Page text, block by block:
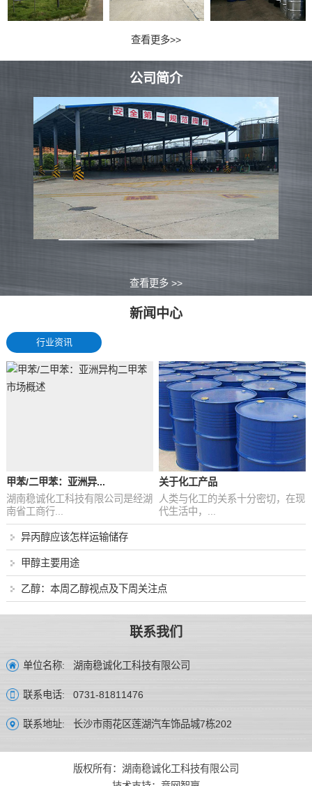
查看更多>>
公司简介
查看更多 >>
新闻中心
行业资讯
甲苯/二甲苯：亚洲异...
湖南稳诚化工科技有限公司是经湖
南省工商行...
关于化工产品
人类与化工的关系十分密切，在现
代生活中，...
异丙醇应该怎样运输储存
甲醇主要用途
乙醇：本周乙醇视点及下周关注点
联系我们
单位名称: 湖南稳诚化工科技有限公司
联系电话: 0731-81811476
联系地址: 长沙市雨花区莲湖汽车饰品城7栋202
版权所有：湖南稳诚化工科技有限公司